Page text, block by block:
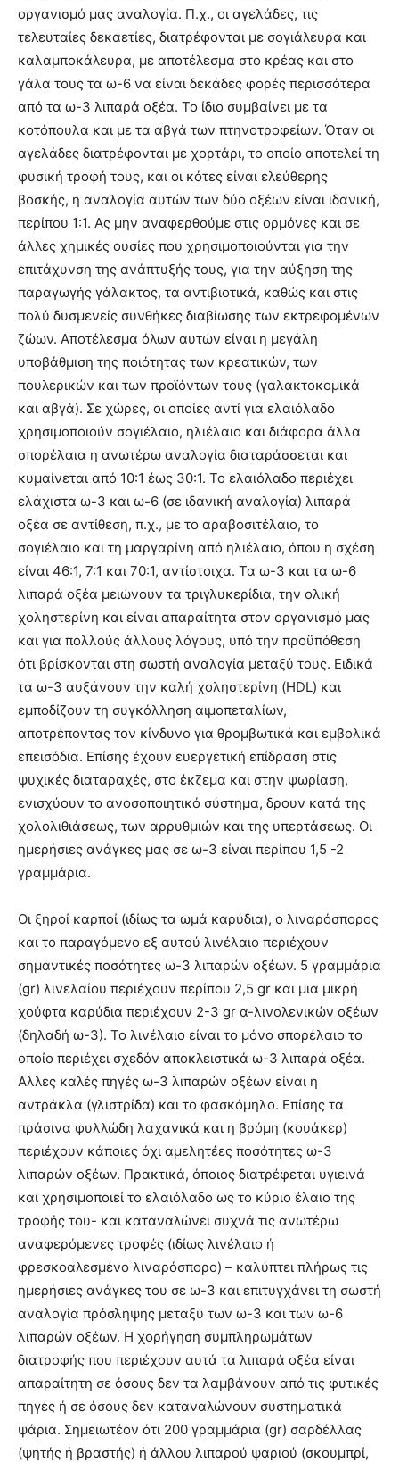
οργανισμό μας αναλογία. Π.χ., οι αγελάδες, τις
τελευταίες δεκαετίες, διατρέφονται με σογιάλευρα και
καλαμποκάλευρα, με αποτέλεσμα στο κρέας και στο
γάλα τους τα ω-6 να είναι δεκάδες φορές περισσότερα
από τα ω-3 λιπαρά οξέα. Το ίδιο συμβαίνει με τα
κοτόπουλα και με τα αβγά των πτηνοτροφείων. Όταν οι
αγελάδες διατρέφονται με χορτάρι, το οποίο αποτελεί τη
φυσική τροφή τους, και οι κότες είναι ελεύθερης
βοσκής, η αναλογία αυτών των δύο οξέων είναι ιδανική,
περίπου 1:1. Ας μην αναφερθούμε στις ορμόνες και σε
άλλες χημικές ουσίες που χρησιμοποιούνται για την
επιτάχυνση της ανάπτυξής τους, για την αύξηση της
παραγωγής γάλακτος, τα αντιβιοτικά, καθώς και στις
πολύ δυσμενείς συνθήκες διαβίωσης των εκτρεφομένων
ζώων. Αποτέλεσμα όλων αυτών είναι η μεγάλη
υποβάθμιση της ποιότητας των κρεατικών, των
πουλερικών και των προϊόντων τους (γαλακτοκομικά
και αβγά). Σε χώρες, οι οποίες αντί για ελαιόλαδο
χρησιμοποιούν σογιέλαιο, ηλιέλαιο και διάφορα άλλα
σπορέλαια η ανωτέρω αναλογία διαταράσσεται και
κυμαίνεται από 10:1 έως 30:1. Το ελαιόλαδο περιέχει
ελάχιστα ω-3 και ω-6 (σε ιδανική αναλογία) λιπαρά
οξέα σε αντίθεση, π.χ., με το αραβοσιτέλαιο, το
σογιέλαιο και τη μαργαρίνη από ηλιέλαιο, όπου η σχέση
είναι 46:1, 7:1 και 70:1, αντίστοιχα. Τα ω-3 και τα ω-6
λιπαρά οξέα μειώνουν τα τριγλυκερίδια, την ολική
χοληστερίνη και είναι απαραίτητα στον οργανισμό μας
και για πολλούς άλλους λόγους, υπό την προϋπόθεση
ότι βρίσκονται στη σωστή αναλογία μεταξύ τους. Ειδικά
τα ω-3 αυξάνουν την καλή χοληστερίνη (HDL) και
εμποδίζουν τη συγκόλληση αιμοπεταλίων,
αποτρέποντας τον κίνδυνο για θρομβωτικά και εμβολικά
επεισόδια. Επίσης έχουν ευεργετική επίδραση στις
ψυχικές διαταραχές, στο έκζεμα και στην ψωρίαση,
ενισχύουν το ανοσοποιητικό σύστημα, δρουν κατά της
χολολιθιάσεως, των αρρυθμιών και της υπερτάσεως. Οι
ημερήσιες ανάγκες μας σε ω-3 είναι περίπου 1,5 -2
γραμμάρια.
Οι ξηροί καρποί (ιδίως τα ωμά καρύδια), ο λιναρόσπορος
και το παραγόμενο εξ αυτού λινέλαιο περιέχουν
σημαντικές ποσότητες ω-3 λιπαρών οξέων. 5 γραμμάρια
(gr) λινελαίου περιέχουν περίπου 2,5 gr και μια μικρή
χούφτα καρύδια περιέχουν 2-3 gr α-λινολενικών οξέων
(δηλαδή ω-3). Το λινέλαιο είναι το μόνο σπορέλαιο το
οποίο περιέχει σχεδόν αποκλειστικά ω-3 λιπαρά οξέα.
Άλλες καλές πηγές ω-3 λιπαρών οξέων είναι η
αντράκλα (γλιστρίδα) και το φασκόμηλο. Επίσης τα
πράσινα φυλλώδη λαχανικά και η βρόμη (κουάκερ)
περιέχουν κάποιες όχι αμελητέες ποσότητες ω-3
λιπαρών οξέων. Πρακτικά, όποιος διατρέφεται υγιεινά
και χρησιμοποιεί το ελαιόλαδο ως το κύριο έλαιο της
τροφής του- και καταναλώνει συχνά τις ανωτέρω
αναφερόμενες τροφές (ιδίως λινέλαιο ή
φρεσκοαλεσμένο λιναρόσπορο) – καλύπτει πλήρως τις
ημερήσιες ανάγκες του σε ω-3 και επιτυγχάνει τη σωστή
αναλογία πρόσληψης μεταξύ των ω-3 και των ω-6
λιπαρών οξέων. Η χορήγηση συμπληρωμάτων
διατροφής που περιέχουν αυτά τα λιπαρά οξέα είναι
απαραίτητη σε όσους δεν τα λαμβάνουν από τις φυτικές
πηγές ή σε όσους δεν καταναλώνουν συστηματικά
ψάρια. Σημειωτέον ότι 200 γραμμάρια (gr) σαρδέλλας
(ψητής ή βραστής) ή άλλου λιπαρού ψαριού (σκουμπρί,